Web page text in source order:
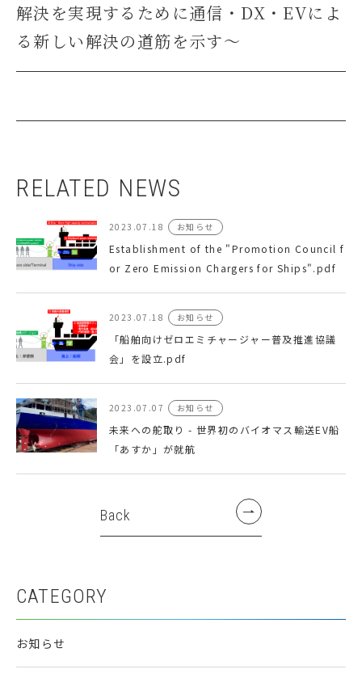
解決を実現するために通信・DX・EVによ
る新しい解決の道筋を示す～
RELATED NEWS
2023.07.18 お知らせ
Establishment of the "Promotion Council f
or Zero Emission Chargers for Ships".pdf
2023.07.18 お知らせ
「船舶向けゼロエミチャージャー普及推進協議
会」を設立.pdf
2023.07.07 お知らせ
未来への舵取り - 世界初のバイオマス輸送EV船
「あすか」が就航
Back
CATEGORY
お知らせ